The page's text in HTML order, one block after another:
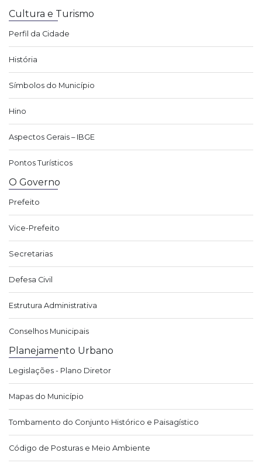
Cultura e Turismo
Perfil da Cidade
História
Símbolos do Município
Hino
Aspectos Gerais – IBGE
Pontos Turísticos
O Governo
Prefeito
Vice-Prefeito
Secretarias
Defesa Civil
Estrutura Administrativa
Conselhos Municipais
Planejamento Urbano
Legislações - Plano Diretor
Mapas do Município
Tombamento do Conjunto Histórico e Paisagístico
Código de Posturas e Meio Ambiente